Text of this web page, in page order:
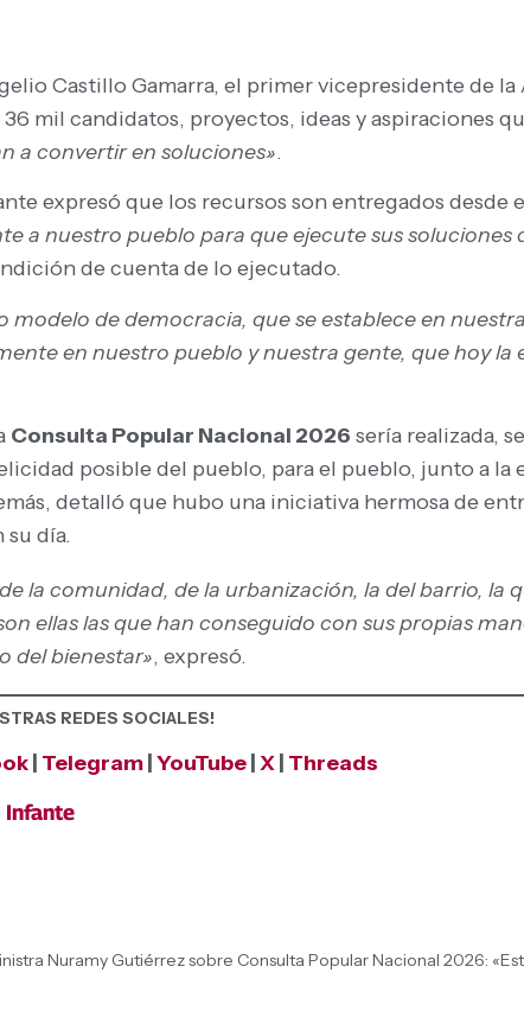
Castillo Gamarra, el primer vicepresidente de la
mil candidatos, proyectos, ideas y aspiraciones
a convertir en soluciones».
expresó que los recursos son entregados desde
a nuestro pueblo para que ejecute sus soluciones
de cuenta de lo ejecutado.
de democracia, que se establece en
en nuestro pueblo y nuestra gente, que hoy la
Consulta Popular Nacional 2026 sería realizada,
posible del pueblo, para el pueblo, junto a la
detalló que hubo una iniciativa hermosa de
su día.
la comunidad, de la urbanización, la del barrio, la
ellas las que han conseguido con sus propias
del bienestar», expresó.
REDES SOCIALES!
Telegram YouTube X Threads
Infante